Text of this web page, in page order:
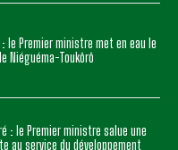
le Premier ministre met en eau le
Niéguéma-Toukôrô
: le Premier ministre salue une
au service du développement